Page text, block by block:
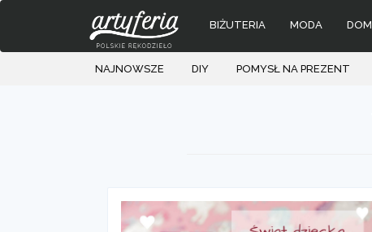
BIŻUTERIA MODA DOM
NAJNOWSZE DIY POMYSŁ NA PREZENT